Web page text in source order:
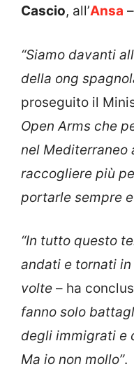
Cascio, all’Ansa –
“Siamo davanti
della ong
proseguito il
Open Arms che
nel Mediterraneo
raccogliere più
portarle sempre
“In tutto questo
andati e tornati
volte – ha
fanno solo
degli immigrati e
Ma io non mollo”.